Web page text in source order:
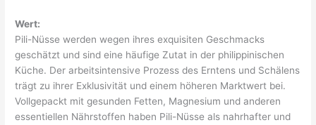
Wert:
Pili-Nüsse werden wegen ihres exquisiten Geschmacks
geschätzt und sind eine häufige Zutat in der philippinischen
Küche. Der arbeitsintensive Prozess des Erntens und Schälens
trägt zu ihrer Exklusivität und einem höheren Marktwert bei.
Vollgepackt mit gesunden Fetten, Magnesium und anderen
essentiellen Nährstoffen haben Pili-Nüsse als nahrhafter und